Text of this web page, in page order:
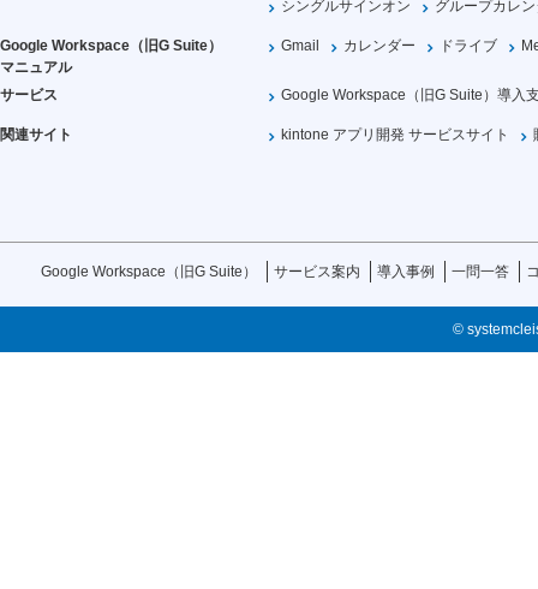
シングルサインオン グループカレ
Google Workspace（旧G Suite）
マニュアル
Gmail カレンダー ドライブ
サービス Google Workspace（旧G Suite）導入
関連サイト kintone アプリ開発 サービスサイト
Google Workspace（旧G Suite） サービス案内 導入事例 一問一答
©